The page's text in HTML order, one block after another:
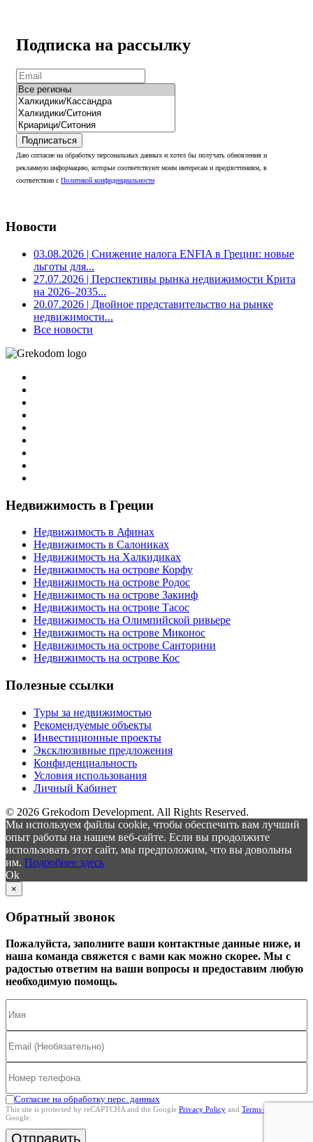
Подписка на рассылку
Подписаться
Даю согласие на обработку персональных данных и хотел бы получать обновления и
рекламную информацию, которые соответствуют моим интересам и предпочтениям, в
соответствии с Политикой конфиденциальности
Новости
03.08.2026 | Снижение налога ENFIA в Греции: новые
льготы для...
27.07.2026 | Перспективы рынка недвижимости Крита
на 2026–2035...
20.07.2026 | Двойное представительство на рынке
недвижимости...
Все новости
Недвижимость в Греции
Недвижимость в Афинах
Недвижимость в Салониках
Недвижимость на Халкидиках
Недвижимость на острове Корфу
Недвижимость на острове Родос
Недвижимость на острове Закинф
Недвижимость на острове Тасос
Недвижимость на Олимпийской ривьере
Недвижимость на острове Миконос
Недвижимость на острове Санторини
Недвижимость на острове Кос
Полезные ссылки
Туры за недвижимостью
Рекомендуемые объекты
Инвестиционные проекты
Эксклюзивные предложения
Конфиденциальность
Условия использования
Личный Кабинет
© 2026 Grekodom Development. All Rights Reserved.
Мы используем файлы cookie, чтобы обеспечить вам лучший
опыт работы на нашем веб-сайте. Если вы продолжите
использовать этот сайт, мы предположим, что вы довольны
им. Подробнее здесь
Ok
×
Обратный звонок
Пожалуйста, заполните ваши контактные данные ниже, и
наша команда свяжется с вами как можно скорее. Мы с
радостью ответим на ваши вопросы и предоставим любую
необходимую помощь.
Согласие на обработку перс. данных
This site is protected by reCAPTCHA and the Google Privacy Policy and Terms of Service
Google.
Отправить